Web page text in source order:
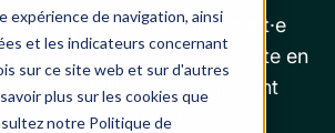
expérience de navigation, ainsi
et les indicateurs concernant
sur ce site web et sur d'autres
plus sur les cookies que
notre Politique de
son·sa prochain·e consultant·e
Rejoignez une équipe experte en
Intelligence, maîtrisant
et aspects du RM.